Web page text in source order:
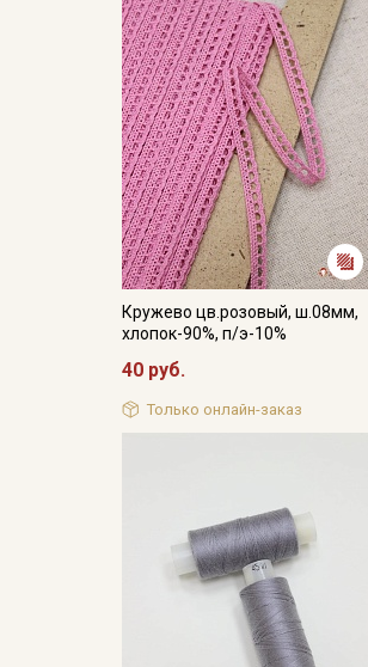
Кружево цв.розовый, ш.08мм,
хлопок-90%, п/э-10%
40 руб.
Только онлайн-заказ